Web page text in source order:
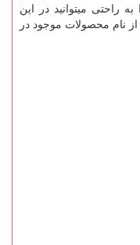
راحتی میتوانید در این
از نام محصولات موجود در